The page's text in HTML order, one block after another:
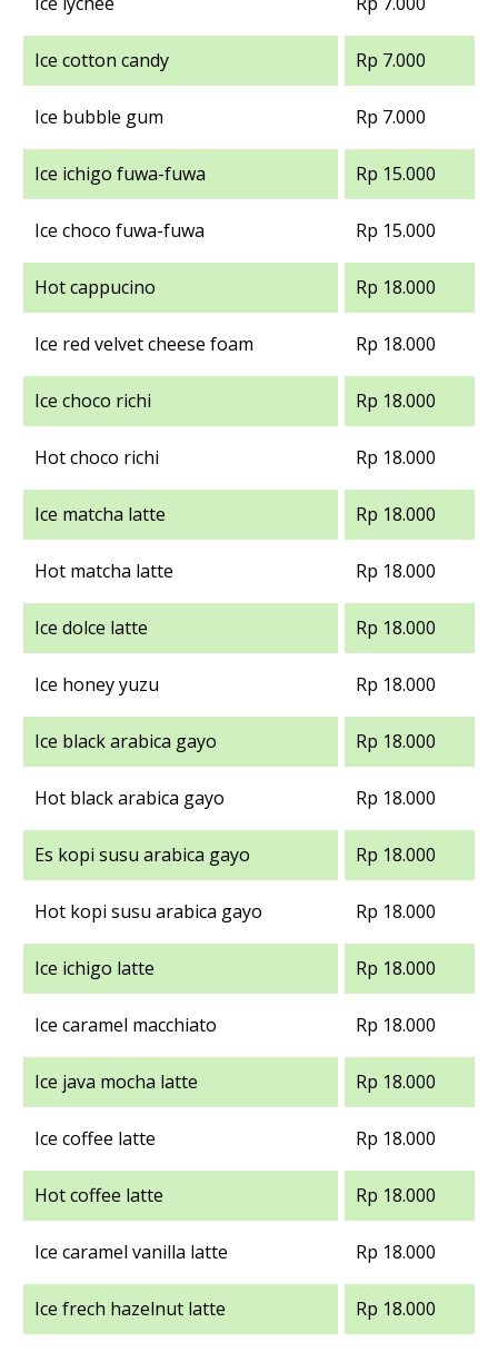
Ice cotton candy Rp 7.000
Ice bubble gum Rp 7.000
Ice ichigo fuwa-fuwa Rp 15.000
Ice choco fuwa-fuwa Rp 15.000
Hot cappucino Rp 18.000
Ice red velvet cheese foam Rp 18.000
Ice choco richi Rp 18.000
Hot choco richi Rp 18.000
Ice matcha latte Rp 18.000
Hot matcha latte Rp 18.000
Ice dolce latte Rp 18.000
Ice honey yuzu Rp 18.000
Ice black arabica gayo Rp 18.000
Hot black arabica gayo Rp 18.000
Es kopi susu arabica gayo Rp 18.000
Hot kopi susu arabica gayo Rp 18.000
Ice ichigo latte Rp 18.000
Ice caramel macchiato Rp 18.000
Ice java mocha latte Rp 18.000
Ice coffee latte Rp 18.000
Hot coffee latte Rp 18.000
Ice caramel vanilla latte Rp 18.000
Ice frech hazelnut latte Rp 18.000